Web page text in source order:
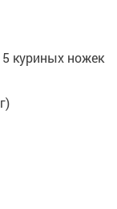
куриных ножек